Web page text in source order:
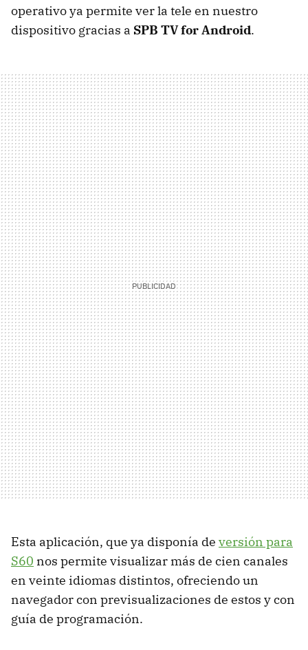
operativo ya permite ver la tele en nuestro
dispositivo gracias a SPB TV for Android.
Esta aplicación, que ya disponía de versión para
S60 nos permite visualizar más de cien canales
en veinte idiomas distintos, ofreciendo un
navegador con previsualizaciones de estos y con
guía de programación.